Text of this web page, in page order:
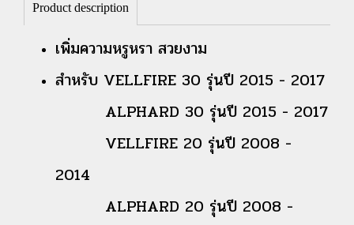
Product description
เพิ่มความหรูหรา สวยงาม
สำหรับ VELLFIRE 30 รุ่นปี 2015 - 2017
ALPHARD 30 รุ่นปี 2015 - 2017
VELLFIRE 20 รุ่นปี 2008 -
2014
ALPHARD 20 รุ่นปี 2008 -